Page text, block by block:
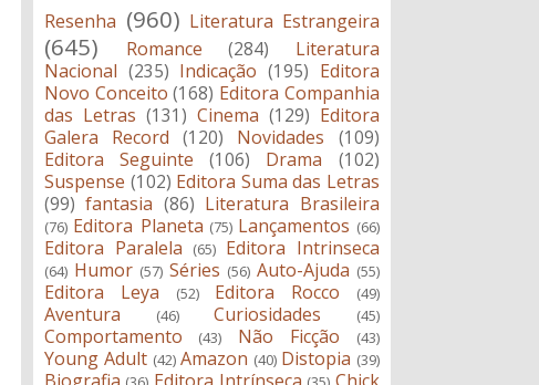
Resenha (960) Literatura Estrangeira
(645) Romance (284)
Literatura
Nacional (235) Indicação (195) Editora
Novo Conceito (168) Editora Companhia
das Letras (131) Cinema (129) Editora
Galera Record
(120) Novidades
(109)
Editora Seguinte
(106) Drama
(102)
Suspense (102) Editora Suma das Letras
(99) fantasia (86) Literatura Brasileira
(76) Editora Planeta (75) Lançamentos (66)
Editora Paralela (65) Editora Intrinseca
(64) Humor (57) Séries (56) Auto-Ajuda (55)
Editora Leya (52) Editora Rocco (49)
Aventura (46) Curiosidades (45)
Comportamento (43) Não Ficção (43)
Young Adult (42) Amazon (40) Distopia (39)